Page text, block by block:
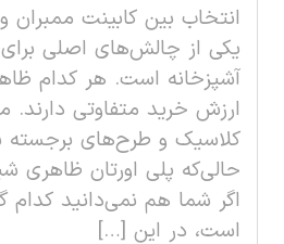
انتخاب بین کابینت ممبران
یکی از چالش‌های اصلی برای
آشپزخانه است. هر کدام
ارزش خرید متفاوتی دارند.
کلاسیک و طرح‌های برجسته
حالی‌که پلی اورتان ظاهری
اگر شما هم نمی‌دانید کدام
است، در این […]